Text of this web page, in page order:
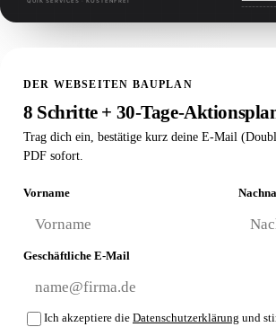
DER WEBSEITEN BAUPLAN
8 Schritte + 30-Tage-
Trag dich ein, bestätige kurz deine E-Mail
PDF sofort.
Vorname
Geschäftliche E-Mail
Ich akzeptiere die Datenschutzerklärung und